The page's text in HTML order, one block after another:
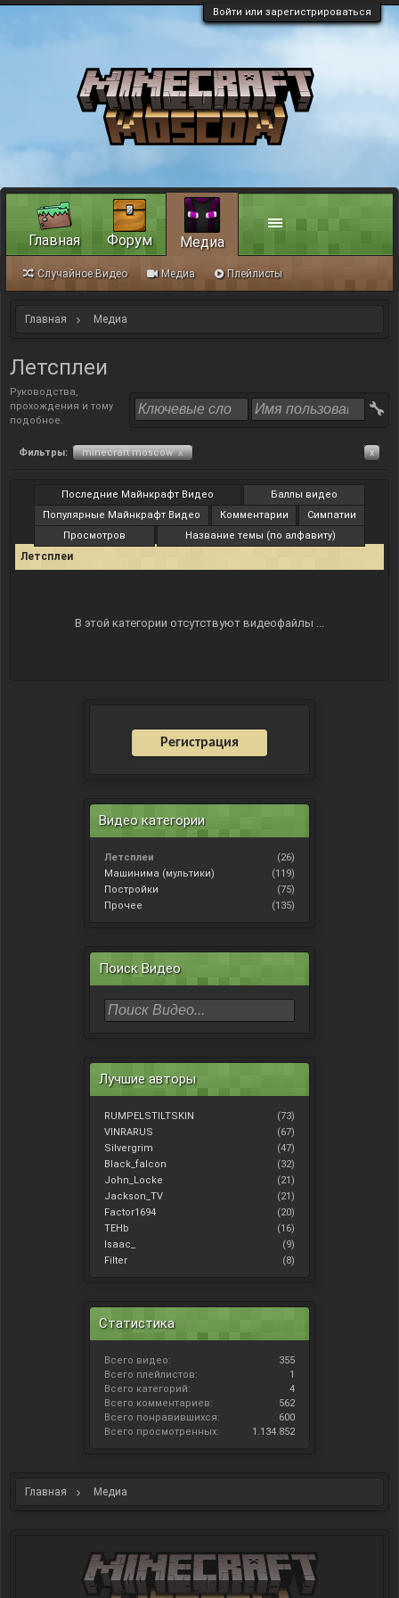
Войти или зарегистрироваться
Главная Медиа
Летсплеи
Руководства,
прохождения и тому
подобное.
Фильтры: minecraft moscow x x
Последние Майнкрафт Видео
Баллы видео
Популярные Майнкрафт Видео
Комментарии
Симпатии
Просмотров
Название темы (по алфавиту)
Летсплеи
В этой категории отсутствуют видеофайлы ...
Регистрация
Видео категории
Летсплеи
(26)
Машинима (мультики)
(119)
Постройки
(75)
Прочее
(135)
Поиск Видео
Лучшие авторы
RUMPELSTILTSKIN
(73)
VINRARUS
(67)
Silvergrim
(47)
Black_falcon
(32)
John_Locke
(21)
Jackson_TV
(21)
Factor1694
(20)
TEHb
(16)
Isaac_
(9)
Filter
(8)
Статистика
Всего видео:
355
Всего плейлистов:
1
Всего категорий:
4
Всего комментариев:
562
Всего понравившихся:
600
Всего просмотренных:
1.134.852
Главная Медиа
Главная Форум Медиа
Случайное Видео Медиа Плейлисты